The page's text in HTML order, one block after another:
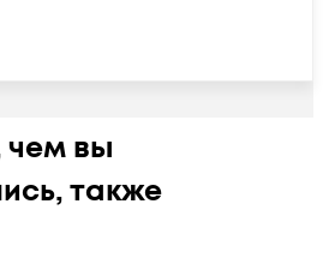
чем вы
также